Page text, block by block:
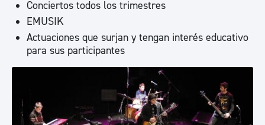
Conciertos todos los trimestres
EMUSIK
Actuaciones que surjan y tengan interés educativo
para sus participantes